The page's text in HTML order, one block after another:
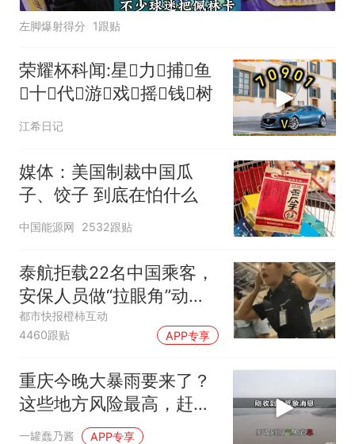
左脚爆射得分 1跟贴
荣耀杯科闻:星力捕鱼
十代游戏摇钱树
江希日记
媒体：美国制裁中国瓜
子、饺子 到底在怕什么
中国能源网 2532跟贴
泰航拒载22名中国乘客，
安保人员做“拉眼角”动
作，泰国机场最新回应：
拒绝登机决定由航司作
改签但没兑现
都市快报橙柿互动
4460跟贴
APP专享
重庆今晚大暴雨要来了？
这些地方风险最高，赶紧
看看你家
一罐蠢乃酱 APP专享